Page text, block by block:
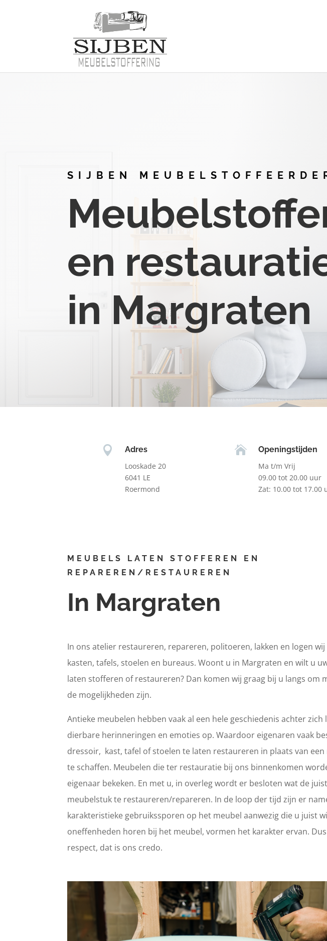
SIJBEN
en
in Margraten

Adres
Looskade 20
6041 LE
Roermond

Openingstijden
Ma t/m Vrij
09.00 tot 20.00 uur
Zat: 10.00 tot 17.00
MEUBELS LATEN STOFFEREN EN
REPAREREN/RESTAUREREN
In Margraten
In ons atelier restaureren, repareren, politoeren, lakken en logen
kasten, tafels, stoelen en bureaus. Woont u in Margraten en wilt u
laten stofferen of restaureren? Dan komen wij graag bij u langs om
de mogelijkheden zijn.
Antieke meubelen hebben vaak al een hele geschiedenis achter zich
dierbare herinneringen en emoties op. Waardoor eigenaren vaak
dressoir, kast, tafel of stoelen te laten restaureren in plaats van
te schaffen. Meubelen die ter restauratie bij ons binnenkomen
eigenaar bekeken. En met u, in overleg wordt er besloten wat de
meubelstuk te restaureren/repareren. In de loop der tijd zijn er
karakteristieke gebruikssporen op het meubel aanwezig die u juist
oneffenheden horen bij het meubel, vormen het karakter ervan.
respect, dat is ons credo.